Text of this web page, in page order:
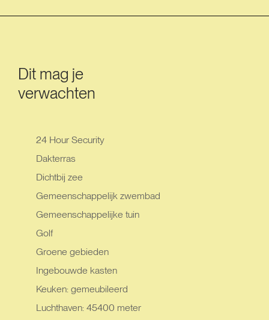
Dit mag je
verwachten
24 Hour Security
Dakterras
Dichtbij zee
Gemeenschappelijk zwembad
Gemeenschappelijke tuin
Golf
Groene gebieden
Ingebouwde kasten
Keuken: gemeubileerd
Luchthaven: 45400 meter